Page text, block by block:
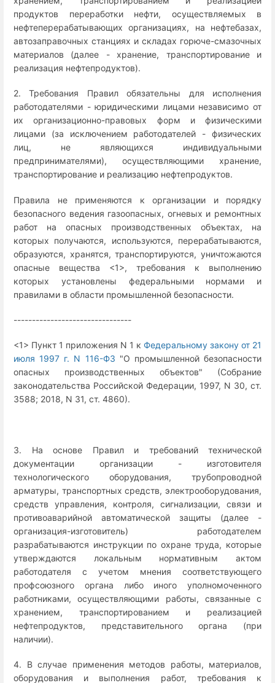
продуктов переработки нефти, осуществляемых в
нефтеперерабатывающих организациях, на нефтебазах,
автозаправочных станциях и складах горюче-смазочных
материалов (далее - хранение, транспортирование и
реализация нефтепродуктов).
2. Требования Правил обязательны для исполнения
работодателями - юридическими лицами независимо от
их организационно-правовых форм и физическими
лицами (за исключением работодателей - физических
лиц, не являющихся индивидуальными
предпринимателями), осуществляющими хранение,
транспортирование и реализацию нефтепродуктов.
Правила не применяются к организации и порядку
безопасного ведения газоопасных, огневых и ремонтных
работ на опасных производственных объектах, на
которых получаются, используются, перерабатываются,
образуются, хранятся, транспортируются, уничтожаются
опасные вещества <1>, требования к выполнению
которых установлены федеральными нормами и
правилами в области промышленной безопасности.
--------------------------------
<1> Пункт 1 приложения N 1 к Федеральному закону от 21
июля 1997 г. N 116-ФЗ "О промышленной безопасности
опасных производственных объектов" (Собрание
законодательства Российской Федерации, 1997, N 30, ст.
3588; 2018, N 31, ст. 4860).
3. На основе Правил и требований технической
документации организации - изготовителя
технологического оборудования, трубопроводной
арматуры, транспортных средств, электрооборудования,
средств управления, контроля, сигнализации, связи и
противоаварийной автоматической защиты (далее -
организация-изготовитель) работодателем
разрабатываются инструкции по охране труда, которые
утверждаются локальным нормативным актом
работодателя с учетом мнения соответствующего
профсоюзного органа либо иного уполномоченного
работниками, осуществляющими работы, связанные с
хранением, транспортированием и реализацией
нефтепродуктов, представительного органа (при
наличии).
4. В случае применения методов работы, материалов,
оборудования и выполнения работ, требования к